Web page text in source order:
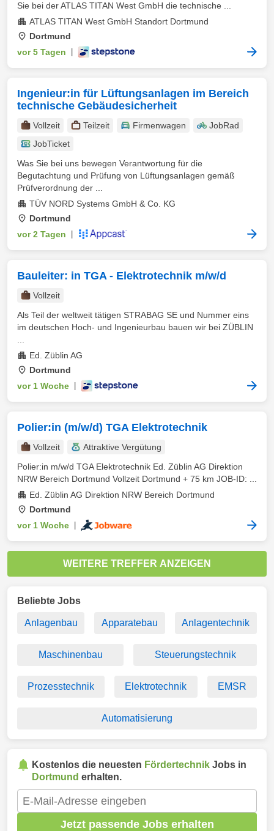
Sie bei der ATLAS TITAN West GmbH die technische ...
ATLAS TITAN West GmbH Standort Dortmund
Dortmund
vor 5 Tagen
Ingenieur:in für Lüftungsanlagen im Bereich
technische Gebäudesicherheit
Vollzeit Teilzeit Firmenwagen
JobRad
JobTicket
Was Sie bei uns bewegen Verantwortung für die
Begutachtung und Prüfung von Lüftungsanlagen gemäß
Prüfverordnung der ...
TÜV NORD Systems GmbH & Co. KG
Dortmund
vor 2 Tagen
Bauleiter: in TGA - Elektrotechnik m/w/d
Vollzeit
Als Teil der weltweit tätigen STRABAG SE und Nummer eins
im deutschen Hoch- und Ingenieurbau bauen wir bei ZÜBLIN
Ed. Züblin AG
Dortmund
vor 1 Woche
Polier:in (m/w/d) TGA Elektrotechnik
Vollzeit
Attraktive Vergütung
Polier:in m/w/d TGA Elektrotechnik Ed. Züblin AG Direktion
NRW Bereich Dortmund Vollzeit Dortmund + 75 km JOB-ID: ...
Ed. Züblin AG Direktion NRW Bereich Dortmund
Dortmund
vor 1 Woche
WEITERE TREFFER ANZEIGEN
Beliebte Jobs
Anlagenbau Apparatebau Anlagentechnik
Maschinenbau Steuerungstechnik
Prozesstechnik Elektrotechnik EMSR
Automatisierung
Kostenlos die neuesten Fördertechnik Jobs in
Dortmund erhalten.
Jetzt passende Jobs erhalten